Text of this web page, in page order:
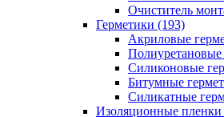
Очиститель
Герметики (193)
Акриловые
Полиуретановые
Силиконовые
Битумные
Силикатные
Изоляционные пленки